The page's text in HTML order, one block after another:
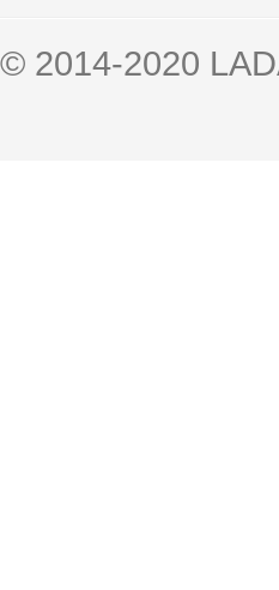
© 2014-2020